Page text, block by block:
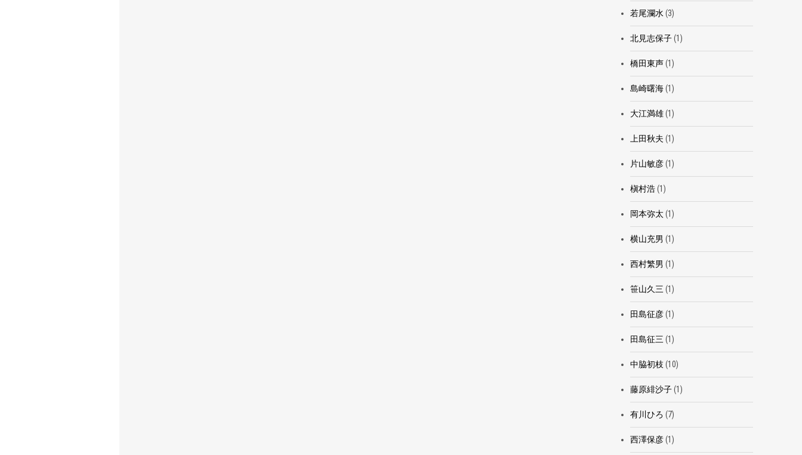
若尾瀾水 (3)
北見志保子(1)
橋田東声(1)
島崎曙海(1)
大江満雄(1)
上田秋夫 (1)
片山敏彦(1)
槇村浩(1)
岡本弥太 (1)
横山充男 (1)
西村繁男 (1)
笹山久三 (1)
田島征彦(1)
田島征三 (1)
中脇初枝 (10)
藤原緋沙子(1)
有川ひろ (7)
西澤保彦(1)